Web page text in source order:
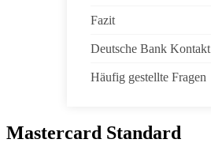
Fazit
Deutsche Bank Kontakt
Häufig gestellte Fragen
Mastercard Standard